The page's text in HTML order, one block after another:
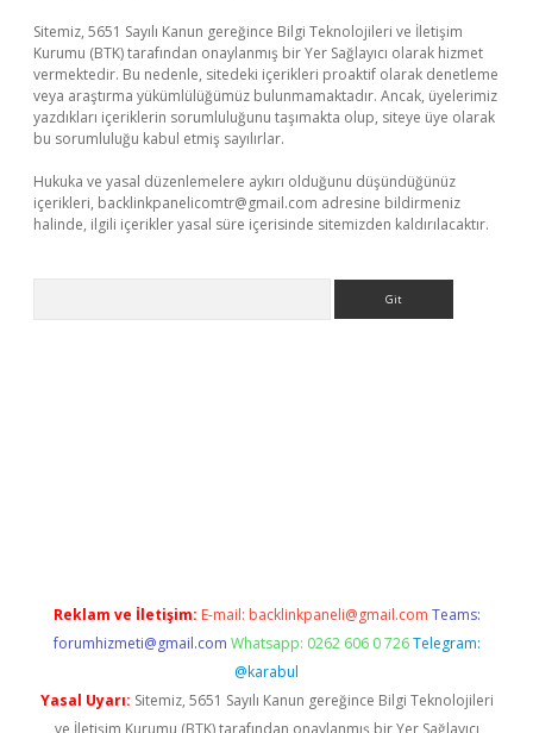
Sitemiz, 5651 Sayılı Kanun gereğince Bilgi Teknolojileri ve İletişim
Kurumu (BTK) tarafından onaylanmış bir Yer Sağlayıcı olarak hizmet
vermektedir. Bu nedenle, sitedeki içerikleri proaktif olarak denetleme
veya araştırma yükümlülüğümüz bulunmamaktadır. Ancak, üyelerimiz
yazdıkları içeriklerin sorumluluğunu taşımakta olup, siteye üye olarak
bu sorumluluğu kabul etmiş sayılırlar.
Hukuka ve yasal düzenlemelere aykırı olduğunu düşündüğünüz
içerikleri, backlinkpanelicomtr@gmail.com adresine bildirmeniz
halinde, ilgili içerikler yasal süre içerisinde sitemizden kaldırılacaktır.
Reklam ve İletişim: E-mail: backlinkpaneli@gmail.com Teams:
forumhizmeti@gmail.com Whatsapp: 0262 606 0 726 Telegram:
@karabul
Yasal Uyarı: Sitemiz, 5651 Sayılı Kanun gereğince Bilgi Teknolojileri
ve İletişim Kurumu (BTK) tarafından onaylanmış bir Yer Sağlayıcı